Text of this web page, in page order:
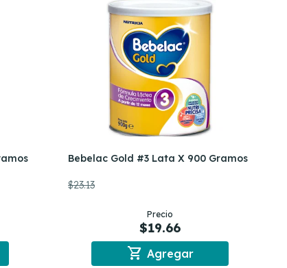
Bebelac Gold #3 Lata X 900 Gramos
$23.13
Precio
$19.66
shopping_cart Agregar